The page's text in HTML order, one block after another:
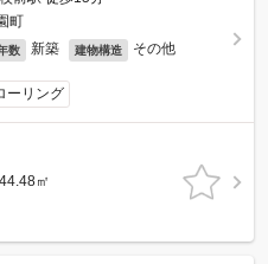
町
数 新築 建物構造 その他
ーリング
44.48㎡